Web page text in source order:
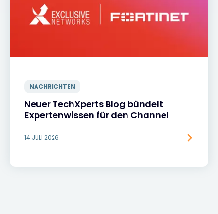
NACHRICHTEN
Neuer TechXperts Blog bündelt
Expertenwissen für den Channel
14 JULI 2026